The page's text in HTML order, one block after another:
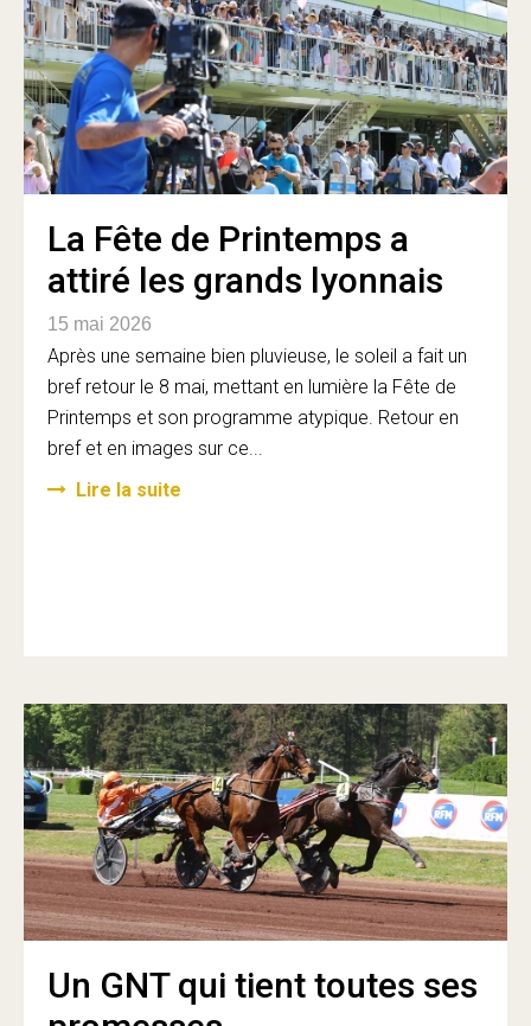
La Fête de Printemps a
attiré les grands lyonnais
15 mai 2026
Après une semaine bien pluvieuse, le soleil a fait un
bref retour le 8 mai, mettant en lumière la Fête de
Printemps et son programme atypique. Retour en
bref et en images sur ce...
Lire la suite
Un GNT qui tient toutes ses